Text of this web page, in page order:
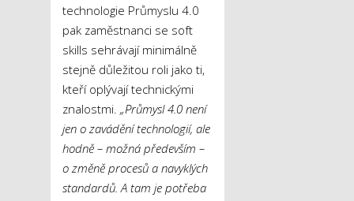
technologie Průmyslu 4.0
pak zaměstnanci se soft
skills sehrávají minimálně
stejně důležitou roli jako ti,
kteří oplývají technickými
znalostmi. „Průmysl 4.0 není
jen o zavádění technologií, ale
hodně – možná především –
o změně procesů a navyklých
standardů. A tam je potřeba